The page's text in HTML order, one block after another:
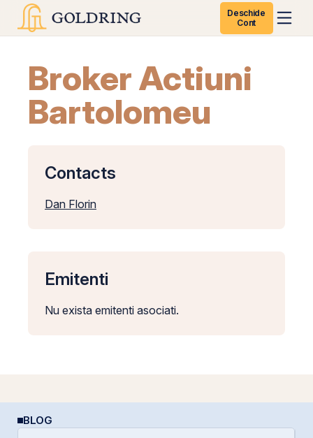
Deschide
Cont
Broker Actiuni
Bartolomeu
Contacts
Dan Florin
Emitenti
Nu exista emitenti asociati.
BLOG